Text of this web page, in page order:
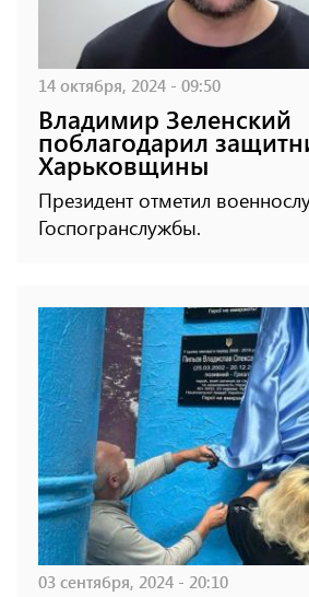
14 октября, 2024 - 09:50
Владимир Зеленский
поблагодарил
Харьковщины
Президент отметил
Госпогранслужбы.
03 сентября, 2024 - 20:10